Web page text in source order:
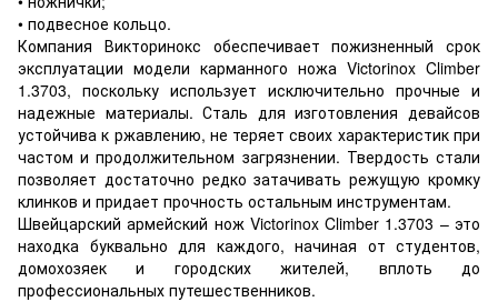
• подвесное кольцо.
Компания Викторинокс обеспечивает пожизненный срок
эксплуатации модели карманного ножа Victorinox Climber
1.3703, поскольку использует исключительно прочные и
надежные материалы. Сталь для изготовления девайсов
устойчива к ржавлению, не теряет своих характеристик при
частом и продолжительном загрязнении. Твердость стали
позволяет достаточно редко затачивать режущую кромку
клинков и придает прочность остальным инструментам.
Швейцарский армейский нож Victorinox Climber 1.3703 – это
находка буквально для каждого, начиная от студентов,
домохозяек и городских жителей, вплоть до
профессиональных путешественников.